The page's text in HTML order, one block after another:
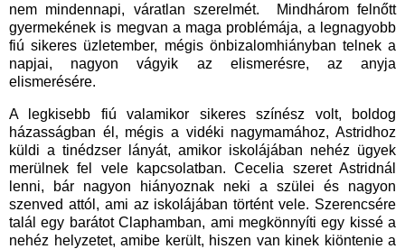
nem mindennapi, váratlan szerelmét. Mindhárom felnőtt
gyermekének is megvan a maga problémája, a legnagyobb
fiú sikeres üzletember, mégis önbizalomhiányban telnek a
napjai, nagyon vágyik az elismerésre, az anyja
elismerésére.
A legkisebb fiú valamikor sikeres színész volt, boldog
házasságban él, mégis a vidéki nagymamához, Astridhoz
küldi a tinédzser lányát, amikor iskolájában nehéz ügyek
merülnek fel vele kapcsolatban. Cecelia szeret Astridnál
lenni, bár nagyon hiányoznak neki a szülei és nagyon
szenved attól, ami az iskolájában történt vele. Szerencsére
talál egy barátot Claphamban, ami megkönnyíti egy kissé a
nehéz helyzetet, amibe került, hiszen van kinek kiöntenie a